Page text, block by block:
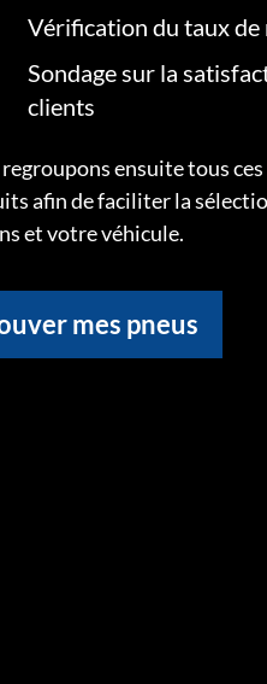
Vérification du taux
Sondage sur la
clients
ensuite tous
afin de faciliter la
et votre véhicule.
mes pneus